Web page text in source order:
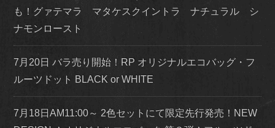
も！グァテマラ マタケスクイントラ ナチュラル シ
ナモンロースト
7月20日 バラ売り開始！RP オリジナルエコバッグ・フ
ルーツドット BLACK or WHITE
7月18日AM11:00～ 2色セットにて限定先行発売！NEW